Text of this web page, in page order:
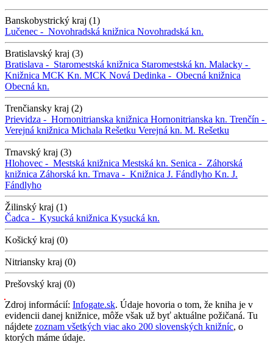
Banskobystrický kraj (1)
Lučenec - Novohradská knižnica Novohradská kn.
Bratislavský kraj (3)
Bratislava - Staromestská knižnica Staromestská kn. Malacky -
Knižnica MCK Kn. MCK Nová Dedinka - Obecná knižnica
Obecná kn.
Trenčiansky kraj (2)
Prievidza - Hornonitrianska knižnica Hornonitrianska kn. Trenčín -
Verejná knižnica Michala Rešetku Verejná kn. M. Rešetku
Trnavský kraj (3)
Hlohovec - Mestská knižnica Mestská kn. Senica - Záhorská
knižnica Záhorská kn. Trnava - Knižnica J. Fándlyho Kn. J.
Fándlyho
Žilinský kraj (1)
Čadca - Kysucká knižnica Kysucká kn.
Košický kraj (0)
Nitriansky kraj (0)
Prešovský kraj (0)
Zdroj informácií: Infogate.sk. Údaje hovoria o tom, že kniha je v
evidencii danej knižnice, môže však už byť aktuálne požičaná. Tu
nájdete zoznam všetkých viac ako 200 slovenských knižníc, o
ktorých máme údaje.